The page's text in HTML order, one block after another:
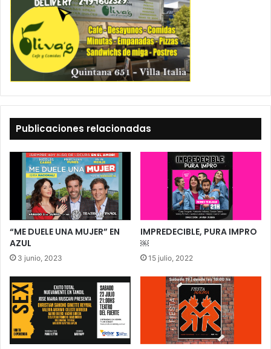
Publicaciones relacionadas
“ME DUELE UNA MUJER” EN
AZUL
3 junio, 2023
IMPREDECIBLE, PURA IMPRO
￼
15 julio, 2022